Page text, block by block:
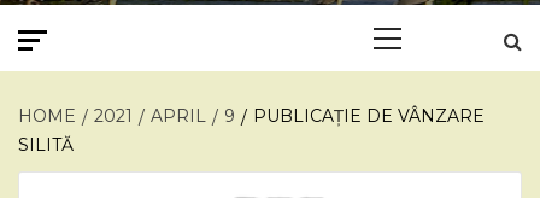
HOME 2021 APRIL 9
PUBLICAȚIE DE VÂNZARE
SILITĂ